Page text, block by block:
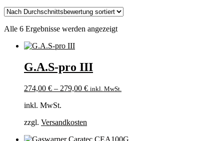
Alle 6 Ergebnisse werden angezeigtNach
G.A.S-pro III
274,00 € – 279,00 € inkl. MwSt.
inkl. MwSt.
zzgl. Versandkosten